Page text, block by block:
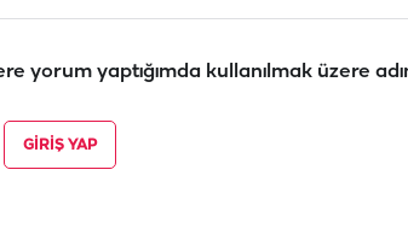
yorum yaptığımda kullanılmak üzere
GIRIŞ YAP